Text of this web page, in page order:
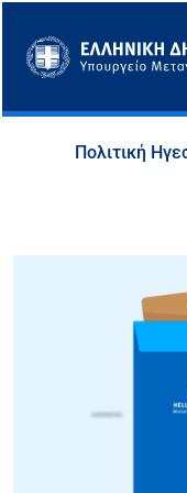
στο
περιεχόμενο
Πολιτική